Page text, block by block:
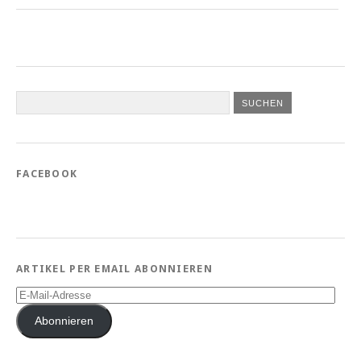
FACEBOOK
ARTIKEL PER EMAIL ABONNIEREN
E-
Mail-
AdresseAbonnieren